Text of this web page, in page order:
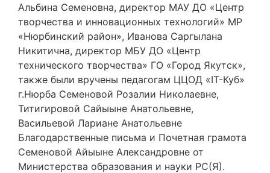
Альбина Семеновна, директор МАУ ДО «Центр
творчества и инновационных технологий» МР
«Нюрбинский район», Иванова Саргылана
Никитична, директор МБУ ДО «Центр
технического творчества» ГО «Город Якутск»,
также были вручены педагогам ЦЦОД «IT-Куб»
г.Нюрба Семеновой Розалии Николаевне,
Титигировой Сайыыне Анатольевне,
Васильевой Лариане Анатольевне
Благодарственные письма и Почетная грамота
Семеновой Айыыне Александровне от
Министерства образования и науки РС(Я).